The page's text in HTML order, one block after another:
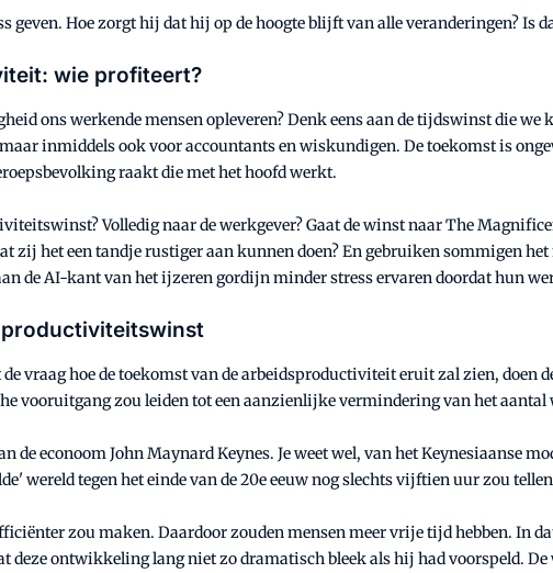
geven. Hoe zorgt hij dat hij op de hoogte blijft van alle veranderingen? Is
wie profiteert?
ons werkende mensen opleveren? Denk eens aan de tijdswinst die
inmiddels ook voor accountants en wiskundigen. De toekomst is
raakt die met het hoofd werkt.
Volledig naar de werkgever? Gaat de winst naar The
zij het een tandje rustiger aan kunnen doen? En gebruiken sommigen
de AI-kant van het ijzeren gordijn minder stress ervaren doordat hun
vraag hoe de toekomst van de arbeidsproductiviteit eruit zal zien, doen
vooruitgang zou leiden tot een aanzienlijke vermindering van het
de econoom John Maynard Keynes. Je weet wel, van het Keynesiaanse
wereld tegen het einde van de 20e eeuw nog slechts vijftien uur zou
zou maken. Daardoor zouden mensen meer vrije tijd hebben. In
deze ontwikkeling lang niet zo dramatisch bleek als hij had voorspeld.